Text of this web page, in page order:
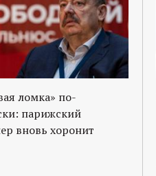
ломка» по-
парижский
вновь хоронит